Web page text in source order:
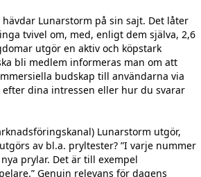
Lunarstorm på sin sajt. Det låter
tvivel om, med, enligt dem själva, 2,6
utgör en aktiv och köpstark
bli medlem informeras man om att
budskap till användarna via
efter dina intressen eller hur du svarar
Lunarstorm utgör,
av bl.a. pryltester? ”I varje nummer
prylar. Det är till exempel
Genuin relevans för dagens